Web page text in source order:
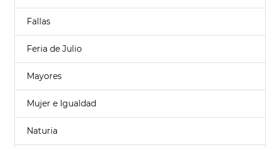
Fallas
Feria de Julio
Mayores
Mujer e Igualdad
Naturia